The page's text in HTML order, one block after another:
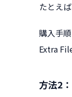
たとえ
購入手
Extra
方法2